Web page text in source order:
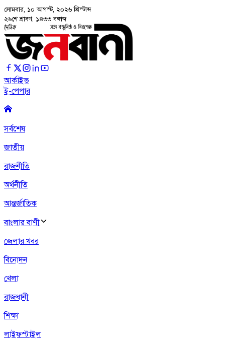
সোমবার, ১০ আগস্ট, ২০২৬ খ্রিস্টাব্দ
২৬শে শ্রাবণ, ১৪৩৩ বঙ্গাব্দ
আর্কাইভ
ই-পেপার
সর্বশেষ
জাতীয়
রাজনীতি
অর্থনীতি
আন্তর্জাতিক
বাংলার বাণী
জেলার খবর
বিনোদন
খেলা
রাজধানী
শিক্ষা
লাইফস্টাইল